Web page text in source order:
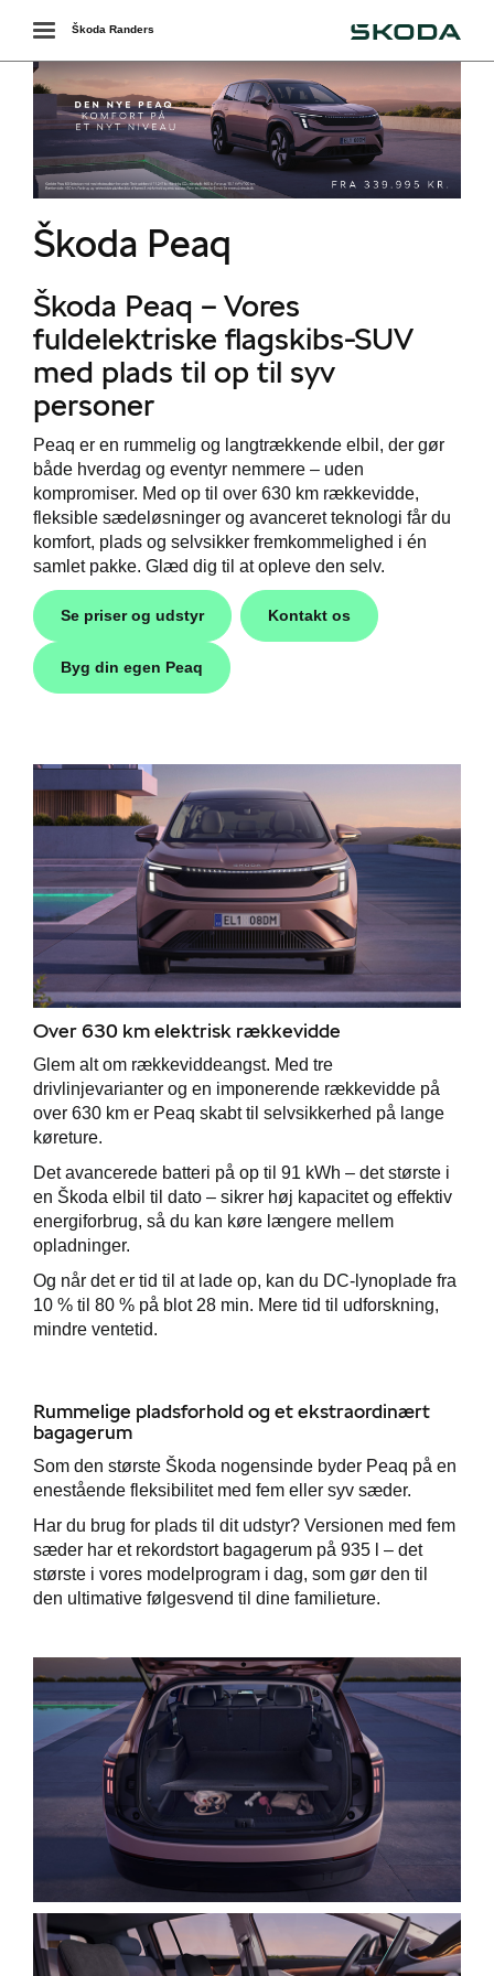
til hurtig
Toggle
navigation
Škoda Randers
Škoda Peaq
Škoda Peaq – Vores
fuldelektriske flagskibs-SUV
med plads til op til syv
personer
Peaq er en rummelig og langtrækkende elbil, der gør
både hverdag og eventyr nemmere – uden
kompromiser. Med op til over 630 km rækkevidde,
fleksible sædeløsninger og avanceret teknologi får du
komfort, plads og selvsikker fremkommelighed i én
samlet pakke. Glæd dig til at opleve den selv.
Se priser og udstyr Kontakt os
Byg din egen Peaq
Over 630 km elektrisk rækkevidde
Glem alt om rækkeviddeangst. Med tre
drivlinjevarianter og en imponerende rækkevidde på
over 630 km er Peaq skabt til selvsikkerhed på lange
køreture.
Det avancerede batteri på op til 91 kWh – det største i
en Škoda elbil til dato – sikrer høj kapacitet og effektiv
energiforbrug, så du kan køre længere mellem
opladninger.
Og når det er tid til at lade op, kan du DC-lynoplade fra
10 % til 80 % på blot 28 min. Mere tid til udforskning,
mindre ventetid.
Rummelige pladsforhold og et ekstraordinært
bagagerum
Som den største Škoda nogensinde byder Peaq på en
enestående fleksibilitet med fem eller syv sæder.
Har du brug for plads til dit udstyr? Versionen med fem
sæder har et rekordstort bagagerum på 935 l – det
største i vores modelprogram i dag, som gør den til
den ultimative følgesvend til dine familieture.